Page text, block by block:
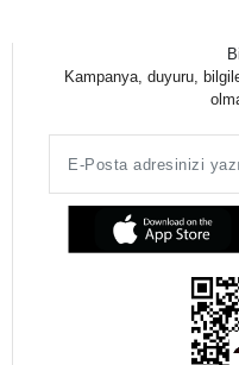
Kampanya, duyuru,